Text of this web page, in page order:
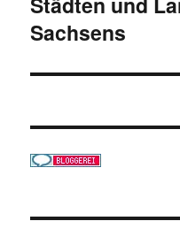
Sachsens